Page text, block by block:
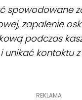
spowodowane
zapalenie
podczas
unikać kontaktu
REKLAMA